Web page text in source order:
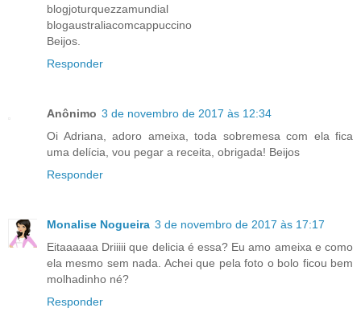
blogjoturquezzamundial
blogaustraliacomcappuccino
Beijos.
Responder
Anônimo 3 de novembro de 2017 às 12:34
Oi Adriana, adoro ameixa, toda sobremesa com ela fica
uma delícia, vou pegar a receita, obrigada! Beijos
Responder
Monalise Nogueira 3 de novembro de 2017 às 17:17
Eitaaaaaa Driiiii que delicia é essa? Eu amo ameixa e como
ela mesmo sem nada. Achei que pela foto o bolo ficou bem
molhadinho né?
Responder